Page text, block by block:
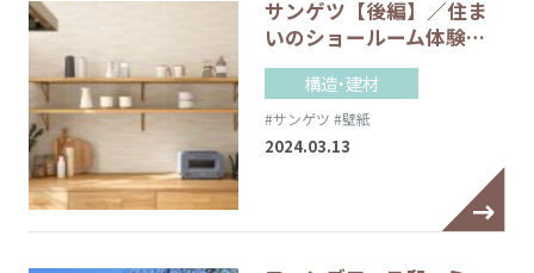
サンゲツ【後編】／住ま
いのショールーム体験…
構造・建材
#サンゲツ #壁紙
2024.03.13